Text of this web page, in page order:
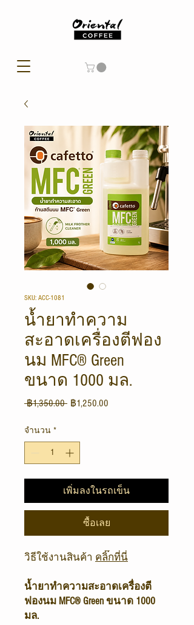
SKU: ACC-1081
น้ำยาทำความ
สะอาดเครื่องตีฟอง
นม MFC® Green
ขนาด 1000 มล.
฿1,350.00 ราคา
฿1,250.00
จำนวน *
เพิ่มลงในรถเข็น
ซื้อเลย
วิธีใช้งานสินค้า คลิ๊กที่นี่
น้ำยาทำความสะอาดเครื่องตี
ฟองนม MFC® Green ขนาด 1000
มล.